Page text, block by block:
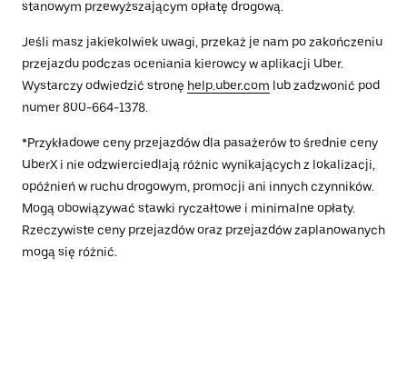
stanowym przewyższającym opłatę drogową.
Jeśli masz jakiekolwiek uwagi, przekaż je nam po zakończeniu
przejazdu podczas oceniania kierowcy w aplikacji Uber.
Wystarczy odwiedzić stronę help.uber.com lub zadzwonić pod
numer 800-664-1378.
*Przykładowe ceny przejazdów dla pasażerów to średnie ceny
UberX i nie odzwierciedlają różnic wynikających z lokalizacji,
opóźnień w ruchu drogowym, promocji ani innych czynników.
Mogą obowiązywać stawki ryczałtowe i minimalne opłaty.
Rzeczywiste ceny przejazdów oraz przejazdów zaplanowanych
mogą się różnić.